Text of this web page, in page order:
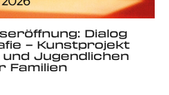
Dialog
– Kunstprojekt
Jugendlichen
Familien